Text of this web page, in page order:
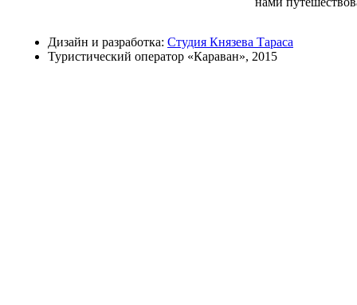
Дизайн и разработка: Студия Князева Тараса
Туристический оператор «Караван», 2015